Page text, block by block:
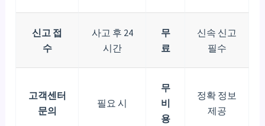
신고 접
수
사고 후 24
시간
무
료
신속 신고
필수
고객센터
문의
필요 시
무
비
용
정확 정보
제공